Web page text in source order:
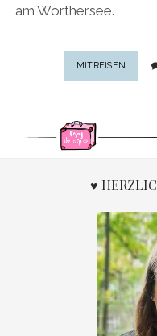
am Wörthersee.
MITREISEN
DER
♥